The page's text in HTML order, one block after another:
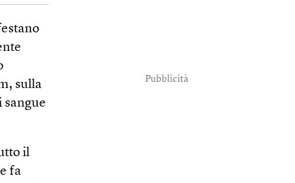
sulla
sangue
il
fa
Pubblicità